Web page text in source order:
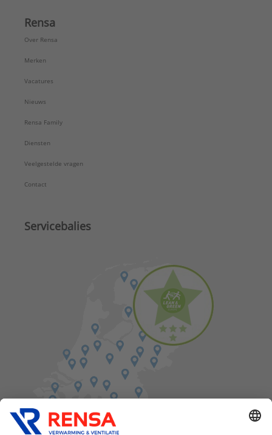
Rensa
Over Rensa
Merken
Vacatures
Nieuws
Rensa Family
Diensten
Veelgestelde vragen
Contact
Servicebalies